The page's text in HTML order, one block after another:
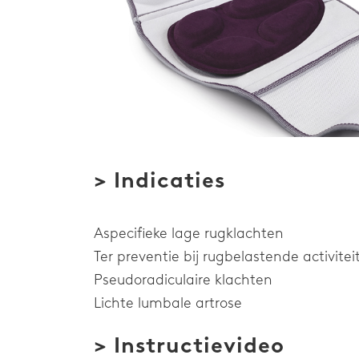
> Indicaties
Aspecifieke lage rugklachten
Ter preventie bij rugbelastende
Pseudoradiculaire klachten
Lichte lumbale artrose
> Instructievideo